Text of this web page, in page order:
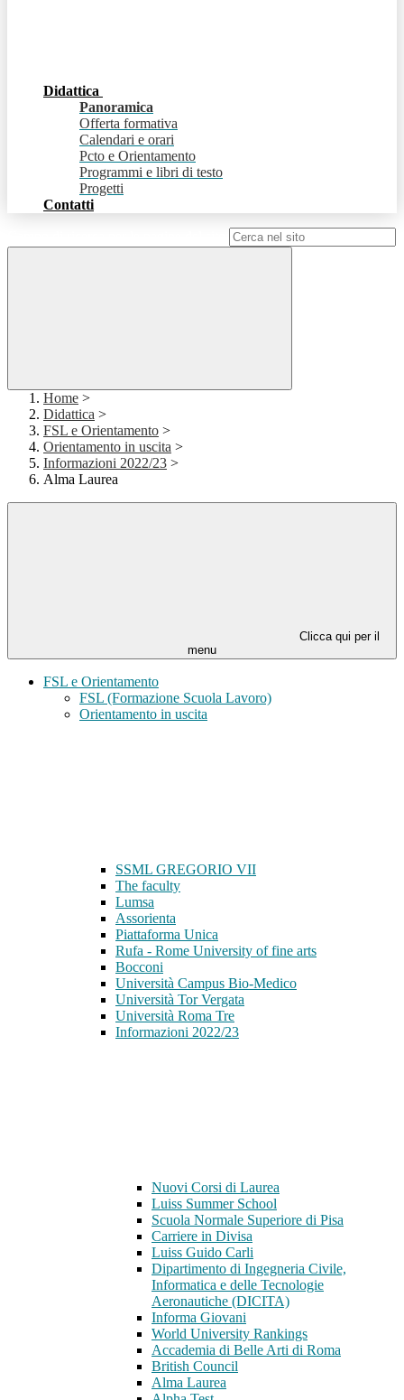
Didattica
Panoramica
Offerta formativa
Calendari e orari
Pcto e Orientamento
Programmi e libri di testo
Progetti
Contatti
Home >
Didattica >
FSL e Orientamento >
Orientamento in uscita >
Informazioni 2022/23 >
Alma Laurea
Clicca qui per il
menu
FSL e Orientamento
FSL (Formazione Scuola Lavoro)
Orientamento in uscita
SSML GREGORIO VII
The faculty
Lumsa
Assorienta
Piattaforma Unica
Rufa - Rome University of fine arts
Bocconi
Università Campus Bio-Medico
Università Tor Vergata
Università Roma Tre
Informazioni 2022/23
Nuovi Corsi di Laurea
Luiss Summer School
Scuola Normale Superiore di Pisa
Carriere in Divisa
Luiss Guido Carli
Dipartimento di Ingegneria Civile,
Informatica e delle Tecnologie
Aeronautiche (DICITA)
Informa Giovani
World University Rankings
Accademia di Belle Arti di Roma
British Council
Alma Laurea